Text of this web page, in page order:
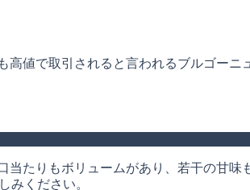
値で取引されると言われるブルゴーニ
たりもボリュームがあり、若干の甘味
ください。